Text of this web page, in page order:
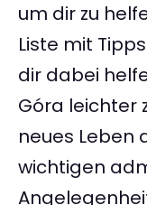
um dir zu
Liste mit
dir dabei
Góra leichter
neues Leben
wichtigen